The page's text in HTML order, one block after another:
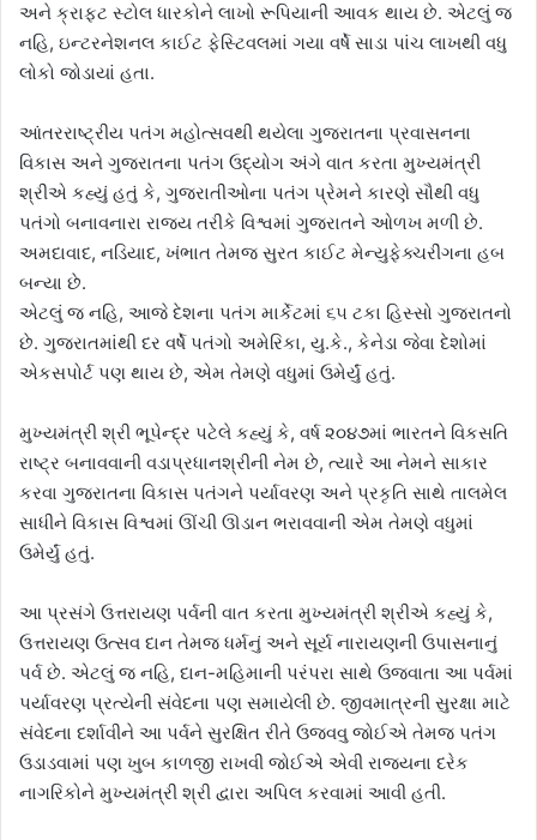
અને ક્રાફ્ટ સ્ટોલ ધારકોને લાખો રૂપિયાની આવક થાય છે. એટલું જ
નહિ, ઇન્ટરનેશનલ કાઈટ ફેસ્ટિવલમાં ગયા વર્ષે સાડા પાંચ લાખથી વધુ
લોકો જોડાયાં હતા.
આંતરરાષ્ટ્રીય પતંગ મહોત્સવથી થયેલા ગુજરાતના પ્રવાસનના
વિકાસ અને ગુજરાતના પતંગ ઉદ્યોગ અંગે વાત કરતા મુખ્યમંત્રી
શ્રીએ કહ્યું હતું કે, ગુજરાતીઓના પતંગ પ્રેમને કારણે સૌથી વધુ
પતંગો બનાવનારા રાજ્ય તરીકે વિશ્વમાં ગુજરાતને ઓળખ મળી છે.
અમદાવાદ, નડિયાદ, ખંભાત તેમજ સુરત કાઈટ મેન્યુફેક્ચરીંગના હબ
બન્યા છે.
એટલું જ નહિ, આજે દેશના પતંગ માર્કેટમાં ૬૫ ટકા હિસ્સો ગુજરાતનો
છે. ગુજરાતમાંથી દર વર્ષે પતંગો અમેરિકા, યુ.કે., કેનેડા જેવા દેશોમાં
એકસપોર્ટ પણ થાય છે, એમ તેમણે વધુમાં ઉમેર્યું હતું.
મુખ્યમંત્રી શ્રી ભૂપેન્દ્ર પટેલે કહ્યું કે, વર્ષ ૨૦૪૭માં ભારતને વિકસતિ
રાષ્ટ્ર બનાવવાની વડાપ્રધાનશ્રીની નેમ છે, ત્યારે આ નેમને સાકાર
કરવા ગુજરાતના વિકાસ પતંગને પર્યાવરણ અને પ્રકૃતિ સાથે તાલમેલ
સાધીને વિકાસ વિશ્વમાં ઊંચી ઊડાન ભરાવવાની એમ તેમણે વધુમાં
ઉમેર્યું હતું.
આ પ્રસંગે ઉત્તરાયણ પર્વની વાત કરતા મુખ્યમંત્રી શ્રીએ કહ્યું કે,
ઉત્તરાયણ ઉત્સવ દાન તેમજ ધર્મનું અને સૂર્ય નારાયણની ઉપાસનાનું
પર્વ છે. એટલું જ નહિ, દાન-મહિમાની પરંપરા સાથે ઉજવાતા આ પર્વમાં
પર્યાવરણ પ્રત્યેની સંવેદના પણ સમાયેલી છે. જીવમાત્રની સુરક્ષા માટે
સંવેદના દર્શાવીને આ પર્વને સુરક્ષિત રીતે ઉજવવુ જોઈએ તેમજ પતંગ
ઉડાડવામાં પણ ખુબ કાળજી રાખવી જોઈએ એવી રાજ્યના દરેક
નાગરિકોને મુખ્યમંત્રી શ્રી દ્વારા અપિલ કરવામાં આવી હતી.